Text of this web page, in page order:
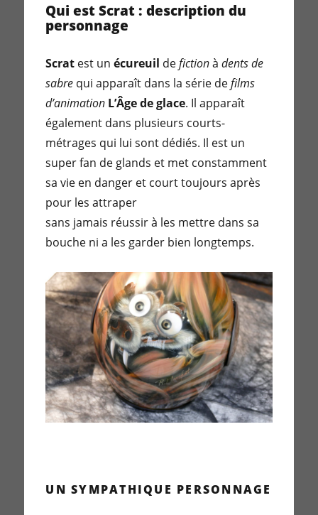
Qui est Scrat : description du
personnage
Scrat est unécureuil defictionàdents de
sabre qui apparaît dans la série defilms
d’animation L’Âge de glace. Il apparaît
également dans plusieurs courts-
métrages qui lui sont dédiés. Il est un
super fan de glands et met constamment
sa vie en danger et court toujours après
pour les attraper
sans jamais réussir à les mettre dans sa
bouche ni a les garder bien longtemps.
UN SYMPATHIQUE PERSONNAGE